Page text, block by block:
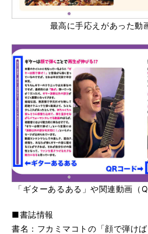
最高に手応えがあった動
「ギターあるある」や関連動画（
■書誌情報
書名：フカミマコトの「顔で弾け